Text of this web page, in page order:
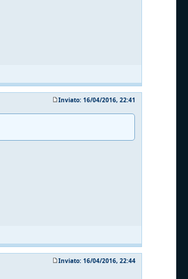
Inviato: 16/04/2016, 22:41
Inviato: 16/04/2016, 22:44